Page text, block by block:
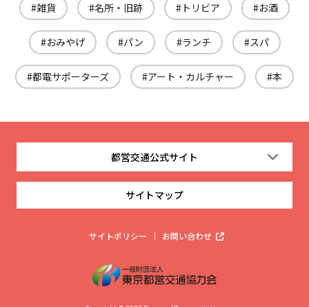
雑貨 名所・旧跡 トリビア お酒
おみやげ パン ランチ スパ
都電サポーターズ アート・カルチャー 本
都営交通公式サイト
サイトマップ
サイトポリシー お問い合わせ